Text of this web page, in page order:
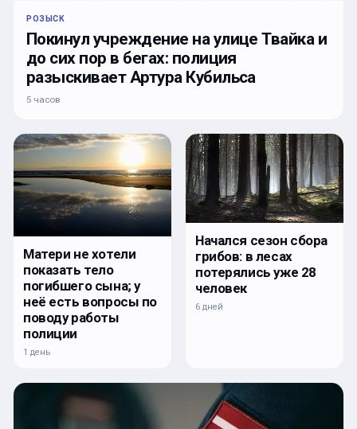
РОЗЫСК
Покинул учреждение на улице Твайка и
до сих пор в бегах: полиция
разыскивает Артура Кубильса
5 часов
Матери не хотели
показать тело
погибшего сына; у
неё есть вопросы по
поводу работы
полиции
1 день
Начался сезон сбора
грибов: в лесах
потерялись уже 28
человек
6 дней